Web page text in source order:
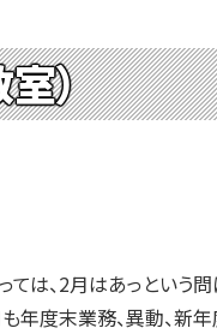
）
は、2月はあっという
年度末業務、異動、